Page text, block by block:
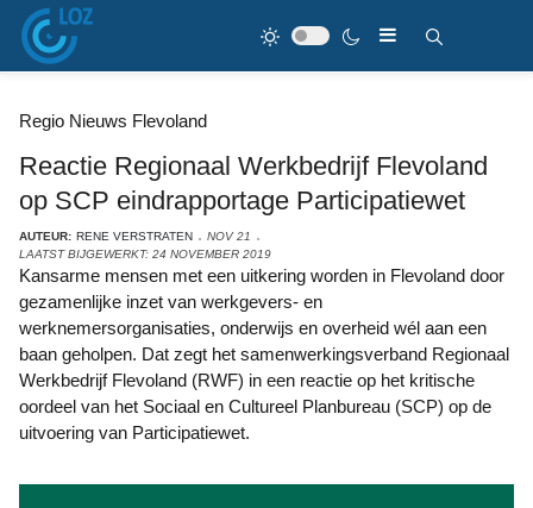
Regio Nieuws Flevoland
Reactie Regionaal Werkbedrijf Flevoland
op SCP eindrapportage Participatiewet
AUTEUR: RENE VERSTRATEN
NOV 21
LAATST BIJGEWERKT: 24 NOVEMBER 2019
Kansarme mensen met een uitkering worden in Flevoland door
gezamenlijke inzet van werkgevers- en
werknemersorganisaties, onderwijs en overheid wél aan een
baan geholpen. Dat zegt het samenwerkingsverband Regionaal
Werkbedrijf Flevoland (RWF) in een reactie op het kritische
oordeel van het Sociaal en Cultureel Planbureau (SCP) op de
uitvoering van Participatiewet.